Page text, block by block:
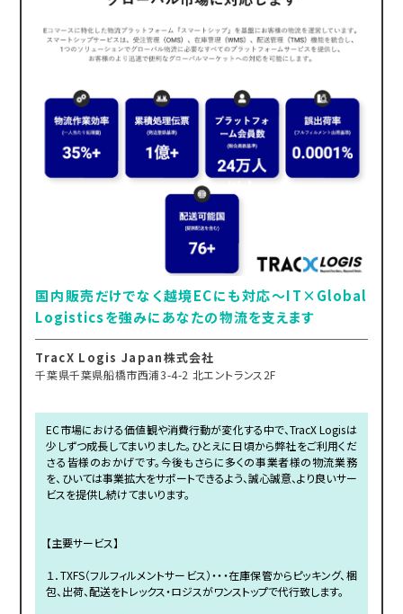
国内販売だけでなく越境ECにも対応～IT×Global
Logisticsを強みにあなたの物流を支えます
TracX Logis Japan株式会社
千葉県千葉県船橋市西浦3-4-2 北エントランス2F
EC市場における価値観や消費行動が変化する中で、TracX Logisは
少しずつ成長してまいりました。ひとえに日頃から弊社をご利用くだ
さる皆様のおかげです。今後もさらに多くの事業者様の物流業務
を、ひいては事業拡大をサポートできるよう、誠心誠意、より良いサー
ビスを提供し続けてまいります。
【主要サービス】
１．TXFS（フルフィルメントサービス）・・・在庫保管からピッキング、梱
包、出荷、配送をトレックス・ロジスがワンストップで代行致します。